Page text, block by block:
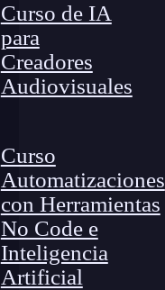
Curso de IA
para
Creadores
Audiovisuales
Curso
Automatizaciones
con Herramientas
No Code e
Inteligencia
Artificial